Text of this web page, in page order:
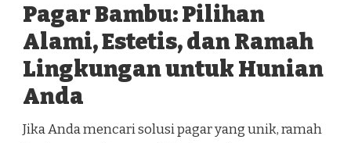
Pagar Bambu: Pilihan
Alami, Estetis, dan Ramah
Lingkungan untuk Hunian
Anda
Jika Anda mencari solusi pagar yang unik, ramah